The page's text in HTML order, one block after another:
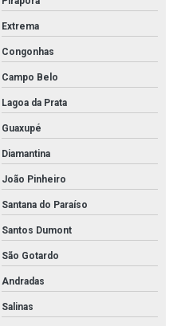
Extrema
Congonhas
Campo Belo
Lagoa da Prata
Guaxupé
Diamantina
João Pinheiro
Santana do Paraíso
Santos Dumont
São Gotardo
Andradas
Salinas